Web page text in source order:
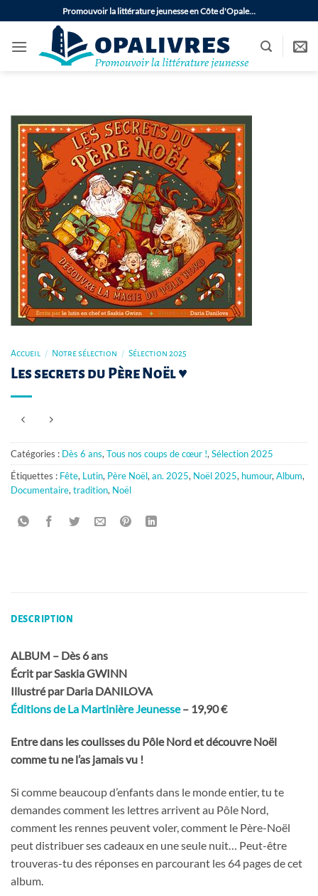
au
contenu
Promouvoir la littérature jeunesse en Côte d'Opale…
Accueil / Notre sélection / Sélection 2025
Les secrets du Père Noël ♥
Catégories : Dès 6 ans,Tous nos coups de cœur !,Sélection 2025
Étiquettes : Fête, Lutin, Père Noël,an. 2025, Noël 2025, humour,Album,
Documentaire,tradition, Noël
DESCRIPTION
ALBUM – Dès 6 ans
Écrit par Saskia GWINN
Illustré par Daria DANILOVA
Éditions de La Martinière Jeunesse– 19,90 €
Entre dans les coulisses du Pôle Nord et découvre Noël
comme tu ne l’as jamais vu !
Si comme beaucoup d’enfants dans le monde entier, tu te
demandes comment les lettres arrivent au Pôle Nord,
comment les rennes peuvent voler, comment le Père-Noël
peut distribuer ses cadeaux en une seule nuit… Peut-être
trouveras-tu des réponses en parcourant les 64 pages de cet
album.